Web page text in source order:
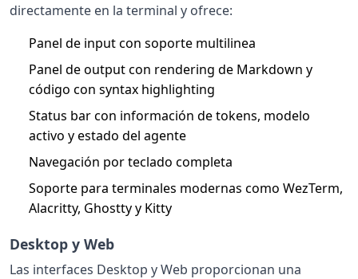
directamente en la terminal y ofrece:
Panel de input con soporte multilinea
Panel de output con rendering de Markdown y
código con syntax highlighting
Status bar con información de tokens, modelo
activo y estado del agente
Navegación por teclado completa
Soporte para terminales modernas como WezTerm,
Alacritty, Ghostty y Kitty
Desktop y Web
Las interfaces Desktop y Web proporcionan una